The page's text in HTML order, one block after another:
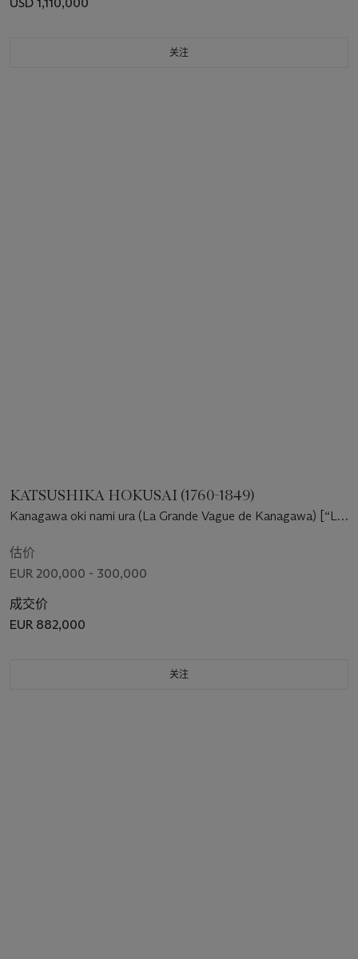
关注
KATSUSHIKA HOKUSAI (1760-1849)
Kanagawa oki nami ura (La Grande Vague de Kanagawa) [“La
估价
EUR 200,000 - 300,000
成交价
EUR 882,000
关注